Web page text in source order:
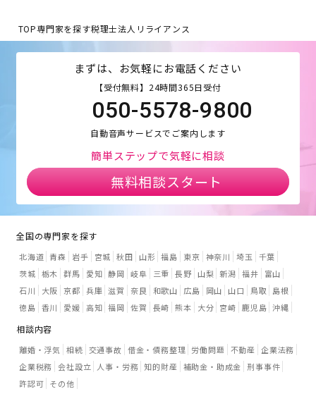
TOP専門家を探す税理士法人リライアンス
まずは、お気軽にお電話ください
【受付無料】24時間365日受付
050-5578-9800
自動音声サービスでご案内します
簡単ステップで気軽に相談
無料相談スタート
全国の専門家を探す
北海道 青森 岩手 宮城 秋田 山形 福島 東京 神奈川 埼玉
千葉
茨城 栃木 群馬 愛知 静岡 岐阜 三重 長野 山梨 新潟 福井
富山
石川
大阪 京都 兵庫 滋賀 奈良 和歌山 広島 岡山 山口 鳥取
島根
徳島 香川 愛媛 高知 福岡 佐賀 長崎 熊本 大分 宮崎 鹿児島 沖縄
相談内容
離婚・浮気 相続 交通事故 借金・債務整理 労働問題 不動産 企業法務
企業税務 会社設立 人事・労務 知的財産 補助金・助成金 刑事事件
許認可 その他